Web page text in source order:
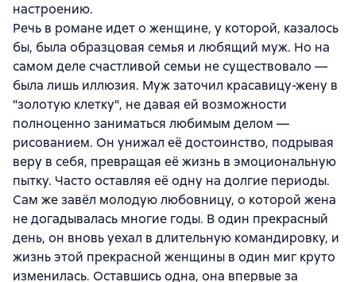
настроению.
Речь в романе идет о женщине, у которой, казалось
бы, была образцовая семья и любящий муж. Но на
самом деле счастливой семьи не существовало —
была лишь иллюзия. Муж заточил красавицу-жену в
"золотую клетку", не давая ей возможности
полноценно заниматься любимым делом —
рисованием. Он унижал её достоинство, подрывая
веру в себя, превращая её жизнь в эмоциональную
пытку. Часто оставляя её одну на долгие периоды.
Сам же завёл молодую любовницу, о которой жена
не догадывалась многие годы. В один прекрасный
день, он вновь уехал в длительную командировку, и
жизнь этой прекрасной женщины в один миг круто
изменилась. Оставшись одна, она впервые за